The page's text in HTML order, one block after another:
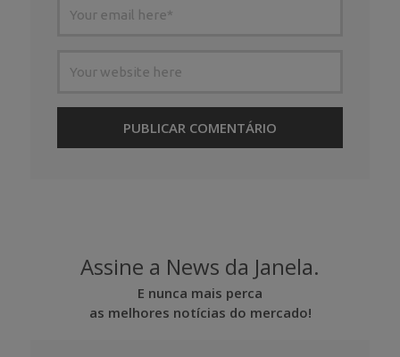
Assine a News da Janela.
E nunca mais perca
as melhores notícias do mercado!